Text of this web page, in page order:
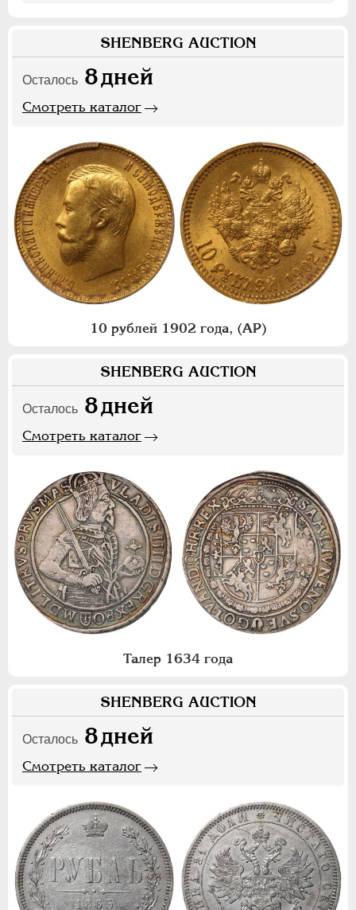
SHENBERG AUCTION
Осталось 8дней
Смотреть каталог
10 рублей 1902 года, (АР)
SHENBERG AUCTION
Осталось 8дней
Смотреть каталог
Талер 1634 года
SHENBERG AUCTION
Осталось 8дней
Смотреть каталог